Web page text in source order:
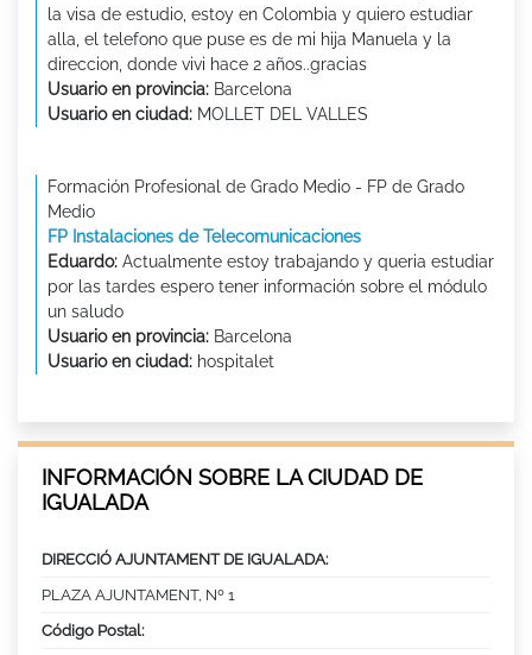
la visa de estudio, estoy en Colombia y quiero estudiar
alla, el telefono que puse es de mi hija Manuela y la
direccion, donde vivi hace 2 años..gracias
Usuario en provincia: Barcelona
Usuario en ciudad: MOLLET DEL VALLES
Formación Profesional de Grado Medio - FP de Grado
Medio
FP Instalaciones de Telecomunicaciones
Eduardo: Actualmente estoy trabajando y queria estudiar
por las tardes espero tener información sobre el módulo
un saludo
Usuario en provincia: Barcelona
Usuario en ciudad: hospitalet
INFORMACIÓN SOBRE LA CIUDAD DE
IGUALADA
DIRECCIÓ AJUNTAMENT DE IGUALADA:
PLAZA AJUNTAMENT, Nº 1
Código Postal: